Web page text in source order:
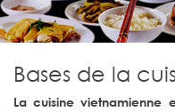
Bases de la
La cuisine vietnamienne